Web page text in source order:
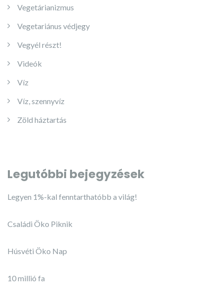
Vegetárianizmus
Vegetariánus védjegy
Vegyél részt!
Videók
Víz
Víz, szennyvíz
Zöld háztartás
Legutóbbi bejegyzések
Legyen 1%-kal fenntarthatóbb a világ!
Családi Öko Piknik
Húsvéti Öko Nap
10 millió fa